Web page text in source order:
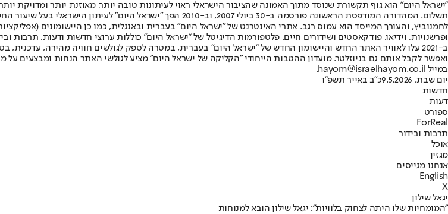
"ישראל היום" הוא גוף תקשורת שנוסד מתוך האמונה שהציבור הישראלי ראוי לעיתונות טובה יותר, מאוזנת יותר ומדויקת
תשלום. המהדורה המודפסת הראשונה פורסמה ב-30 ביולי 2007, וב-2010
ופרשנויות, וידיאו, פודקאסטים ושידורים חיים. פלטפורמות הדיגיטל של "ישראל היום" כוללות ערוצי חדשות ודעות, תרבות
ב-2021 עלו לאוויר האתר החדש והיישומון החדש של "ישראל היום" בעברית, במטרה לספק לגולשים חוויה מהירה,
ואפשר לקבל אותם גם בניוזלטר. מועדון ההטבות הייחודי "הקליקה של ישראל היום" מציע לגולשי האתר הנחות ומבצעים על
במייל hayom@israelhayom.co.il.
יום שבת, 9.5.2026
כ"ב באייר תשפ"ו
חדשות
דעות
ספורט
ForReal
תרבות ובידור
אוכל
מגזין
אנחנו מגייסים
English
X
יגאל שילון
"המומחיות שלו היתה לצחוק בלוויות": יגאל שילון הובא למנוחות